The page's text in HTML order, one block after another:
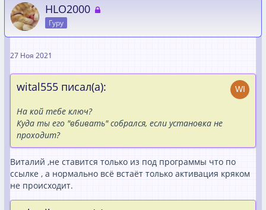
HLO2000
Гуру
27 Ноя 2021
wital555 писал(а):
На кой тебе ключ?
Куда ты его "вбивать" собрался, если установка не
проходит?
Виталий ,не ставится только из под программы что по
ссылке , а нормально всё встаёт только активация кряком
не происходит.